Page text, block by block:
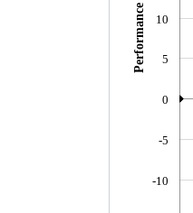
-10
-5
0
5
10
Performance